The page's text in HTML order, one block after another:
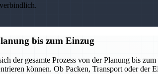
bis zum Einzug
der gesamte Prozess von der Planung bis
können. Ob Packen, Transport oder